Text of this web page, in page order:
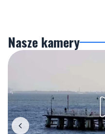
Nasze kamery